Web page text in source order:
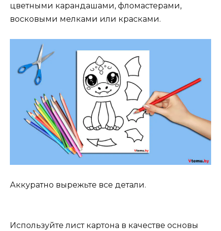
цветными карандашами, фломастерами,
восковыми мелками или красками.
Аккуратно вырежьте все детали.
Используйте лист картона в качестве основы